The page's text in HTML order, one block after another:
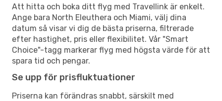
Att hitta och boka ditt flyg med Travellink är enkelt.
Ange bara North Eleuthera och Miami, välj dina
datum så visar vi dig de bästa priserna, filtrerade
efter hastighet, pris eller flexibilitet. Vår "Smart
Choice"-tagg markerar flyg med högsta värde för att
spara tid och pengar.
Se upp för prisfluktuationer
Priserna kan förändras snabbt, särskilt med